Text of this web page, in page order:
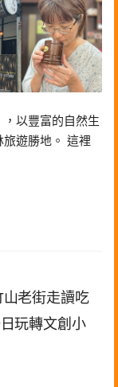
以豐富的自然生
遊勝地。 這裡
山老街走讀吃
玩轉文創小